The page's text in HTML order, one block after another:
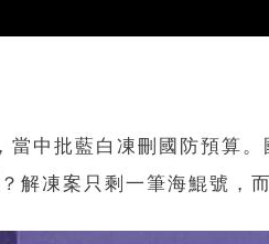
中批藍白凍刪國防預算
解凍案只剩一筆海鯤號，